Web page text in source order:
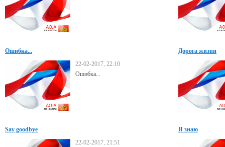
Ошибка...
22-02-2017, 22:10
Ошибка...
Дорога жизни
Say goodbye
22-02-2017, 21:51
Я знаю